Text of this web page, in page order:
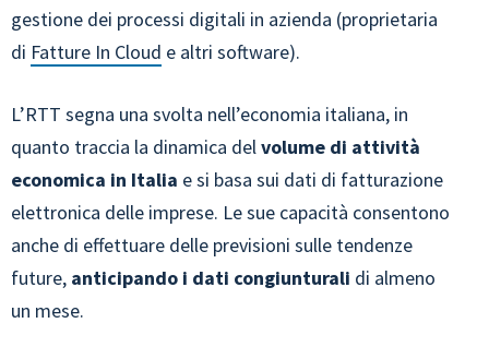
gestione dei processi digitali in azienda (proprietaria
di Fatture In Cloud e altri software).
L’RTT segna una svolta nell’economia italiana, in
quanto traccia la dinamica delvolume di attività
economica in Italia e si basa sui dati di fatturazione
elettronica delle imprese. Le sue capacità consentono
anche di effettuare delle previsioni sulle tendenze
future, anticipando i dati congiunturali di almeno
un mese.